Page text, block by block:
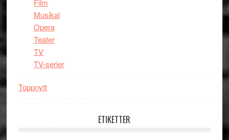
Film
Musikal
Opera
Teater
TV
TV-serier
Toppnytt
ETIKETTER